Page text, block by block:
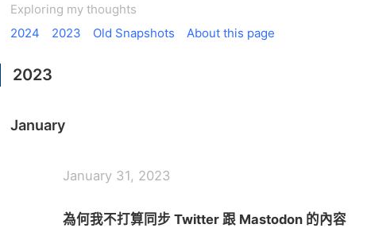
Exploring my thoughts
2024
2023 Old Snapshots About this page
2023
January
January 31, 2023
為何我不打算同步 Twitter 跟 Mastodon 的內容